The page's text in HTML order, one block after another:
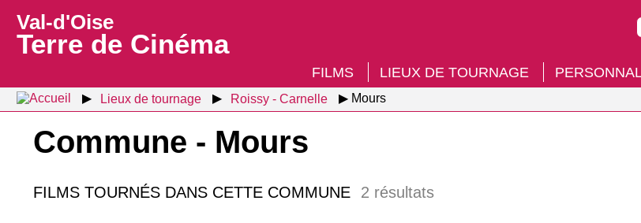
Val-d'Oise
Terre de Cinéma
FILMS LIEUX DE TOURNAGE
Lieux de tournage Roissy - Carnelle Mours
Commune - Mours
FILMS TOURNÉS DANS CETTE COMMUNE 2 résultats